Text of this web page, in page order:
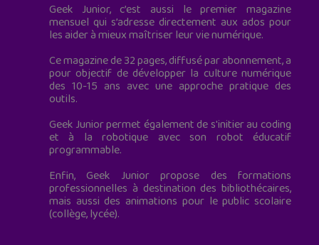
Geek Junior, c’est aussi le premier magazine
mensuel qui s’adresse directement aux ados pour
les aider à mieux maîtriser leur vie numérique.
Ce magazine de 32 pages, diffusé par abonnement, a
pour objectif de développer la culture numérique
des 10-15 ans avec une approche pratique des
outils.
Geek Junior permet également de s'initier au coding
et à la robotique avec son robot éducatif
programmable.
Enfin, Geek Junior propose des formations
professionnelles à destination des bibliothécaires,
mais aussi des animations pour le public scolaire
(collège, lycée).